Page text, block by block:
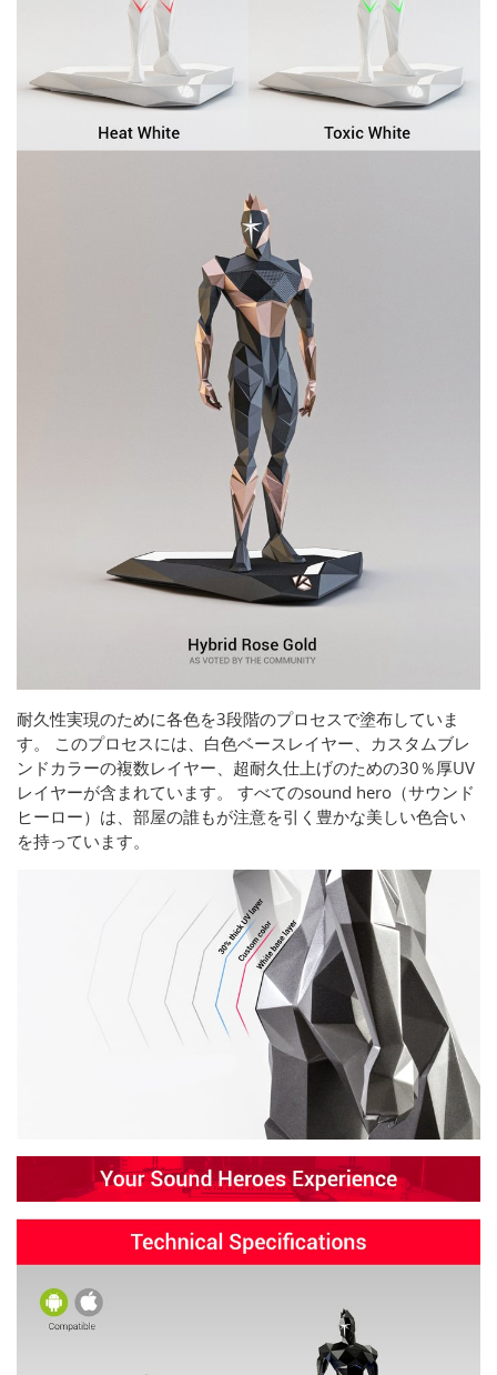
耐久性実現のために各色を3段階のプロセスで塗布していま
す。 このプロセスには、白色ベースレイヤー、カスタムブレ
ンドカラーの複数レイヤー、超耐久仕上げのための30％厚UV
レイヤーが含まれています。 すべてのsound hero（サウンド
ヒーロー）は、部屋の誰もが注意を引く豊かな美しい色合い
を持っています。